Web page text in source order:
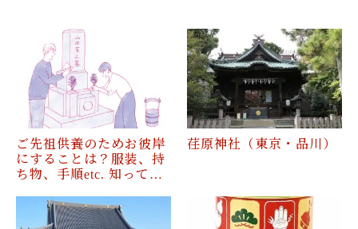
ご先祖供養のためお彼岸
にすることは？服装、持
ち物、手順etc. 知って…
荏原神社（東京・品川）